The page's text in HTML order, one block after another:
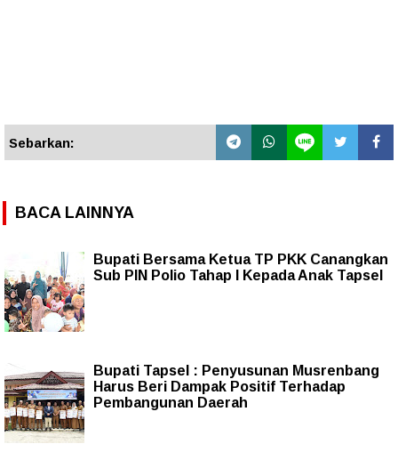
Sebarkan:
BACA LAINNYA
Bupati Bersama Ketua TP PKK Canangkan
Sub PIN Polio Tahap I Kepada Anak Tapsel
Bupati Tapsel : Penyusunan Musrenbang
Harus Beri Dampak Positif Terhadap
Pembangunan Daerah